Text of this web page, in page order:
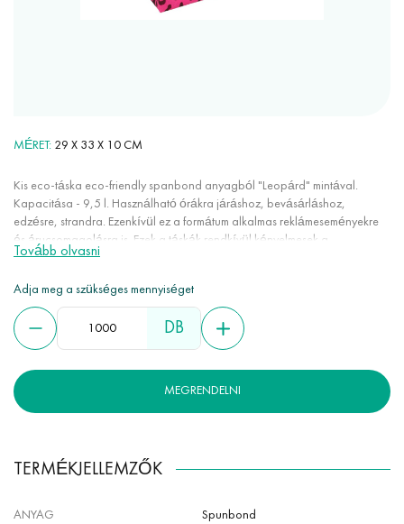
MÉRET 29 Х 33 Х 10 CM
Kis eco-táska eco-friendly spanbond anyagból "Leopárd" mintával.
Kapacitása - 9,5 l. Használható órákra járáshoz, bevásárláshoz,
edzésre, strandra. Ezenkívül ez a formátum alkalmas reklámeseményekre
és árucsomagolásra is. Ezek a táskák rendkívül kényelmesek a
mindennapi használatban: könnyűek, nem nyúlnak, nem gyűrődnek,
eco-friendly anyag, mivel újrahasznosítható, megújuló forrásokból
készül, és nem károsítja a környezetet lebomlásakor. Emellett nagyon erős,
nem mérgező, hipoallergén, víz- és hőálló.
Tovább olvasni
Adja meg a szükséges mennyiséget
DB
MEGRENDELNI
TERMÉKJELLEMZŐK
ANYAG Spunbond